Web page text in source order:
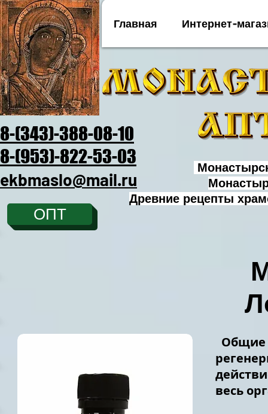
ОПТ
8-(343)-388-08-10
8-(953)-822-53-03
ekbmaslo@mail.ru
Главная Интернет-
Древние рецепты
Общие
весь